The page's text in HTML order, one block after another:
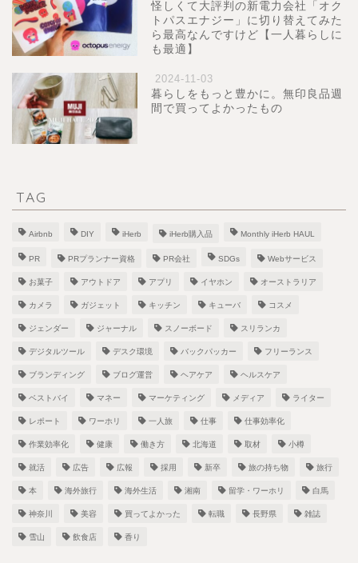
怪しくて大評判の新電力会社「オク
トパスエナジー」に切り替えてみた
ら最高なんですけど【一人暮らしに
も最適】
2024-11-03
暮らしをもっと豊かに。無印良品週
間で買ってよかったもの
TAG
Airbnb DIY iHerb iHerb購入品 Monthly iHerb HAUL
PR PRプランナー資格 PR会社 SDGs Webサービス
お菓子 アウトドア アプリ イヤホン オーストラリア
カメラ ガジェット キッチン キューバ コスメ
ジェンダー ジャーナル スノーボード スリランカ
デジタルツール デスク環境 バックパッカー フリーランス
ブランディング ブログ運営 ヘアケア ヘルスケア
ベストバイ マネー マーケティング メディア ライター
レポート ワーホリ 一人旅 仕事 仕事効率化
作業効率化 健康 働き方 北海道 取材 小樽
就活 広告 広報 採用 新卒 旅の持ち物 旅行
本 海外旅行 海外生活 湘南 留学・ワーホリ 白馬
神奈川 美容 買ってよかった 転職 長野県 雑誌
雪山 飲食店 香り